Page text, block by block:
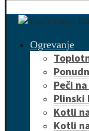
Ogrevanje
Peči
Plinski
Kotli
Kotli